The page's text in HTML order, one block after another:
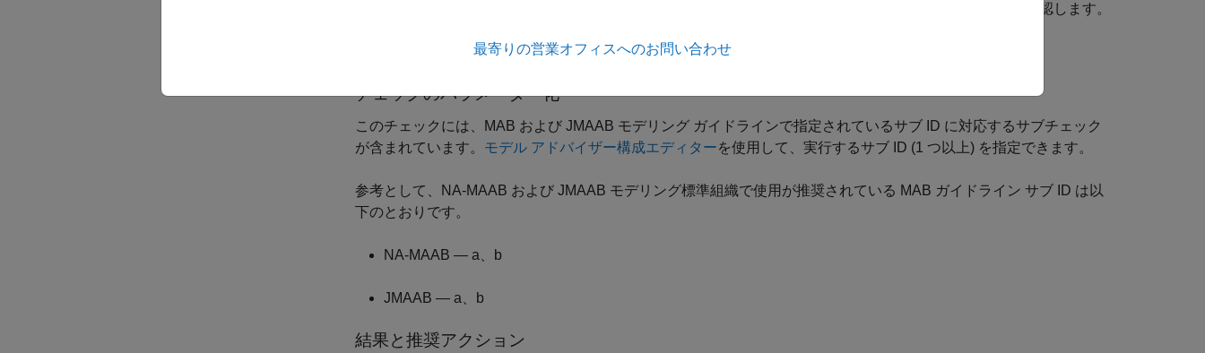
をチェックし、値が推奨事項に準拠しているかを確認します。
Simulink®Check™ライセンスが必要です。
チェックのパラメーター化
このチェックには、MAB および JMAAB モデリング ガイドラインで指定されているサブ ID に対応するサブチェック
が含まれています。 モデル アドバイザー構成エディターを使用して、実行するサブ ID (1 つ以上) を指定できます。
参考として、NA-MAAB および JMAAB モデリング標準組織で使用が推奨されている MAB ガイドライン サブ ID は以
下のとおりです。
NA-MAAB — a、b
JMAAB — a、b
結果と推奨アクション
最寄りの営業オフィスへのお問い合わせ